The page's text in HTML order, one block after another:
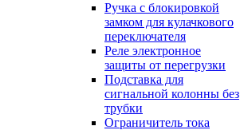
Ручка с блокировкой
замком для кулачкового
переключателя
Реле электронное
защиты от перегрузки
Подставка для
сигнальной колонны без
трубки
Ограничитель тока